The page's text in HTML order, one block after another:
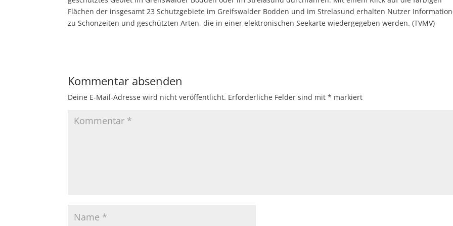
Flächen der insgesamt 23 Schutzgebiete im Greifswalder Bodden und im Strelasund erhalten Nutzer
zu Schonzeiten und geschützten Arten, die in einer elektronischen Seekarte wiedergegeben werden. (TVMV)
Kommentar absenden
Deine E-Mail-Adresse wird nicht veröffentlicht. Erforderliche Felder sind mit* markiert